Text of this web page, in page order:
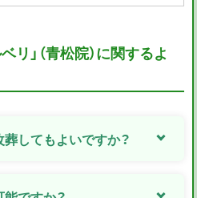
リ」（青松院）に関するよ
してもよいですか？